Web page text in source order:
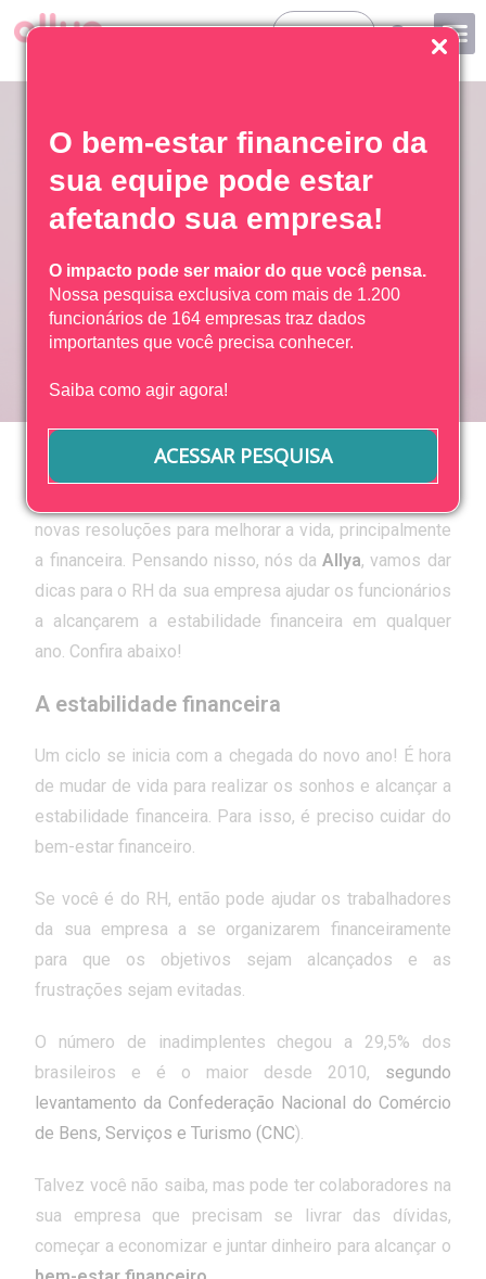
O bem-estar financeiro da
sua equipe pode estar
afetando sua empresa!
O impacto pode ser maior do que você pensa.
Nossa pesquisa exclusiva com mais de 1.200
funcionários de 164 empresas traz dados
importantes que você precisa conhecer.
Saiba como agir agora!
ACESSAR PESQUISA
Entrar
Ajude o colaborador a ter
estabilidade financeira!
Início
Ajude o colaborador a ter estabilidade
financeira!
novas resoluções para melhorar a vida, principalmente
a financeira. Pensando nisso, nós daAllya, vamos dar
dicas para o RH da sua empresa ajudar os funcionários
a alcançarem a estabilidade financeira em qualquer
ano. Confira abaixo!
A estabilidade financeira
Um ciclo se inicia com a chegada do novo ano! É hora
de mudar de vida para realizar os sonhos e alcançar a
estabilidade financeira. Para isso, é preciso cuidar do
bem-estar financeiro.
Se você é do RH, então pode ajudar os trabalhadores
da sua empresa a se organizarem financeiramente
para que os objetivos sejam alcançados e as
frustrações sejam evitadas.
O número de inadimplentes chegou a 29,5% dos
brasileiros e é o maior desde 2010, segundo
levantamento da Confederação Nacional do Comércio
de Bens, Serviços e Turismo (CNC).
Talvez você não saiba, mas pode ter colaboradores na
sua empresa que precisam se livrar das dívidas,
começar a economizar e juntar dinheiro para alcançar o